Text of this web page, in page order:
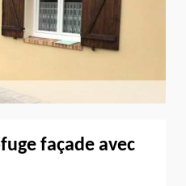
façade avec